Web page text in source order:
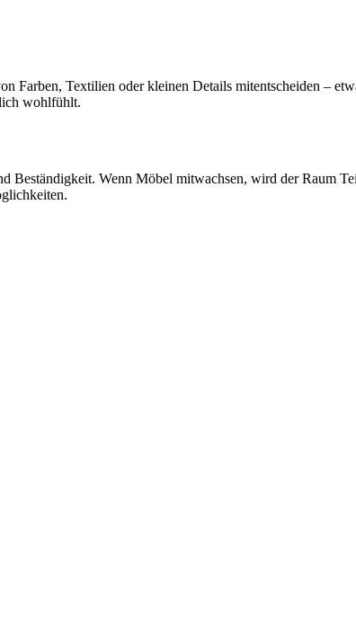
Textilien oder kleinen Details mitentscheiden –
wohlfühlt.
Wenn Möbel mitwachsen, wird der Raum